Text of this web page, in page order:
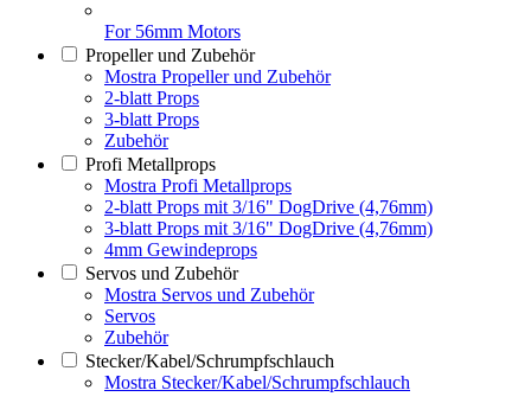
For 56mm Motors
Propeller und Zubehör
Mostra Propeller und Zubehör
2-blatt Props
3-blatt Props
Zubehör
Profi Metallprops
Mostra Profi Metallprops
2-blatt Props mit 3/16" DogDrive (4,76mm)
3-blatt Props mit 3/16" DogDrive (4,76mm)
4mm Gewindeprops
Servos und Zubehör
Mostra Servos und Zubehör
Servos
Zubehör
Stecker/Kabel/Schrumpfschlauch
Mostra Stecker/Kabel/Schrumpfschlauch